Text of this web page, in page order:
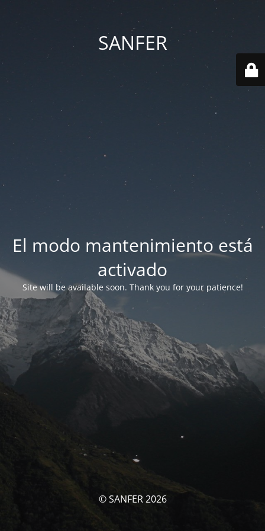
SANFER
El modo mantenimiento está
activado
Site will be available soon. Thank you for your patience!
© SANFER 2026